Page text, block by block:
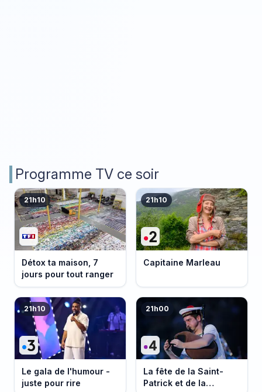
Programme TV ce soir
21h10
Détox ta maison, 7
jours pour tout ranger
21h10
Capitaine Marleau
21h10
Le gala de l'humour -
juste pour rire
21h00
La fête de la Saint-
Patrick et de la